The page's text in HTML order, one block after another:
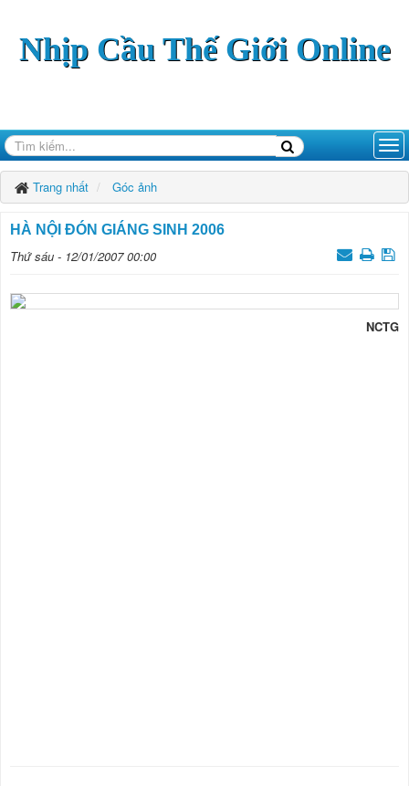
Nhịp Cầu Thế Giới Online
Trang nhất Góc ảnh
HÀ NỘI ĐÓN GIÁNG SINH 2006
Thứ sáu - 12/01/2007 00:00
NCTG